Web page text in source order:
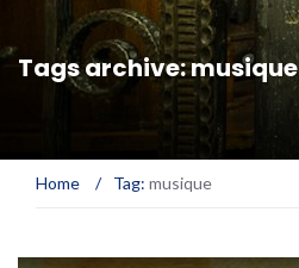
Tags archive: musique
Home / Tag: musique